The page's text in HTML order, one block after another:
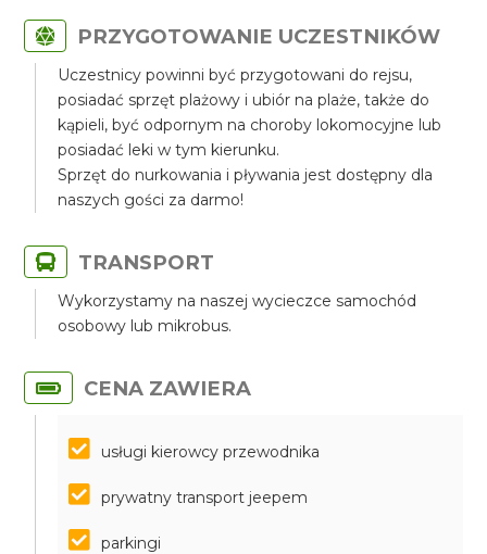
PRZYGOTOWANIE UCZESTNIKÓW
Uczestnicy powinni być przygotowani do rejsu,
posiadać sprzęt plażowy i ubiór na plaże, także do
kąpieli, być odpornym na choroby lokomocyjne lub
posiadać leki w tym kierunku.
Sprzęt do nurkowania i pływania jest dostępny dla
naszych gości za darmo!
TRANSPORT
Wykorzystamy na naszej wycieczce samochód
osobowy lub mikrobus.
CENA ZAWIERA
usługi kierowcy przewodnika
prywatny transport jeepem
parkingi